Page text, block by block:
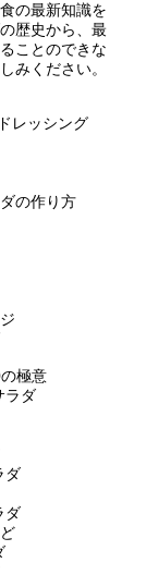
の最新知識を
歴史から、最
ことのできな
みください。
ッシング
の作り方
極意
ラダ
ダ
ダ